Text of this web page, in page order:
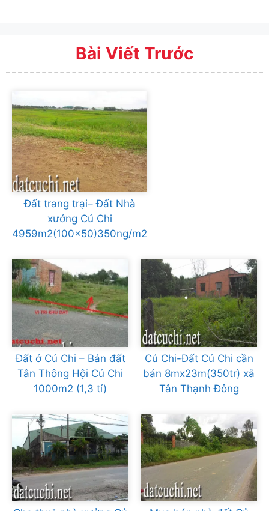
Bài Viết Trước
Đất trang trại– Đất Nhà
xưởng Củ Chi
4959m2(100×50)350ng/m2
Đất ở Củ Chi – Bán đất
Tân Thông Hội Củ Chi
1000m2 (1,3 tỉ)
Củ Chi-Đất Củ Chi cần
bán 8mx23m(350tr) xã
Tân Thạnh Đông